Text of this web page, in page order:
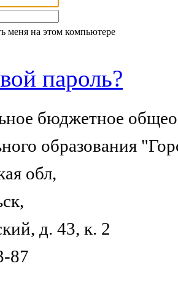
меня на этом компьютере
пароль?
бюджетное
образования
обл,
д. 43, к. 2
87